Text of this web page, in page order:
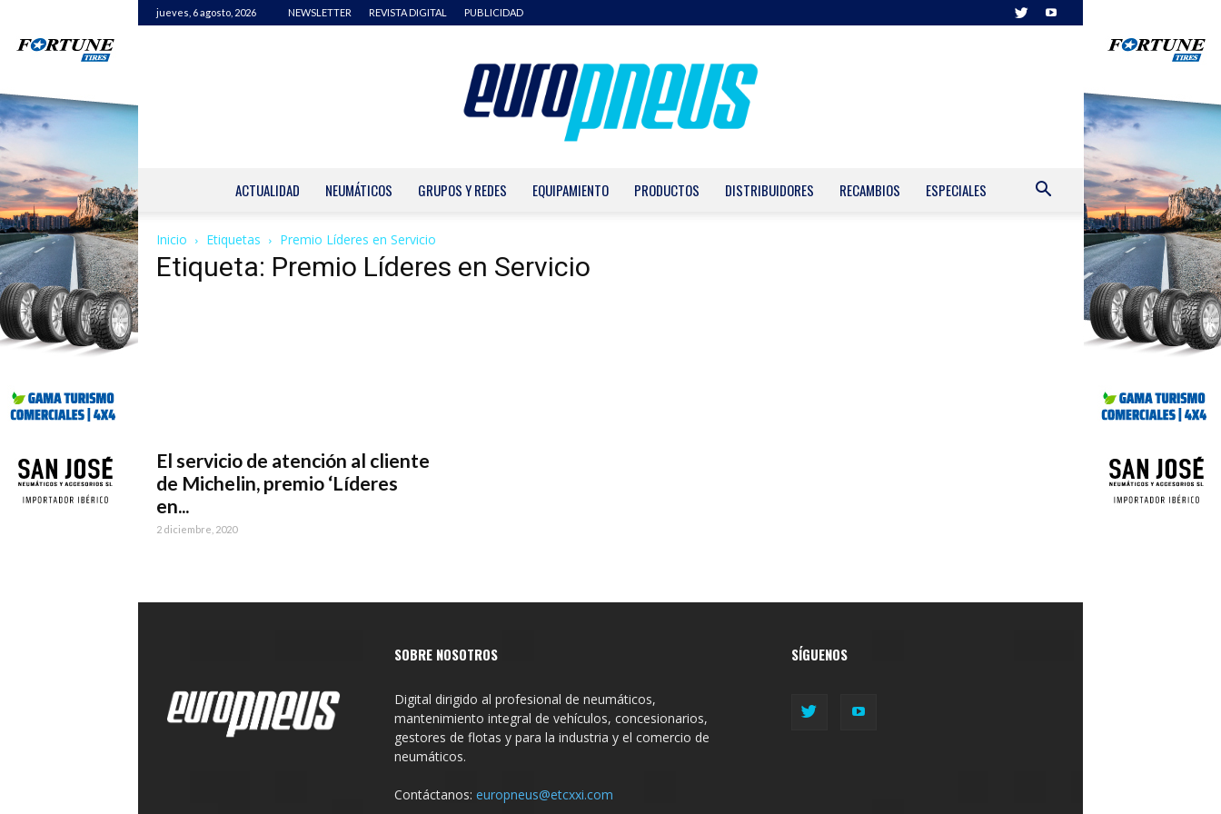
jueves, 6 agosto, 2026 NEWSLETTER REVISTA DIGITAL PUBLICIDAD
ACTUALIDAD NEUMÁTICOS GRUPOS Y REDES EQUIPAMIENTO PRODUCTOS DISTRIBUIDORES RECAMBIOS ESPECIALES
Inicio Etiquetas Premio Líderes en Servicio
Etiqueta: Premio Líderes en Servicio
El servicio de atención al cliente
de Michelin, premio ‘Líderes
en...
2 diciembre, 2020
SOBRE NOSOTROS
Digital dirigido al profesional de neumáticos,
mantenimiento integral de vehículos, concesionarios,
gestores de flotas y para la industria y el comercio de
neumáticos.
Contáctanos: europneus@etcxxi.com
SÍGUENOS